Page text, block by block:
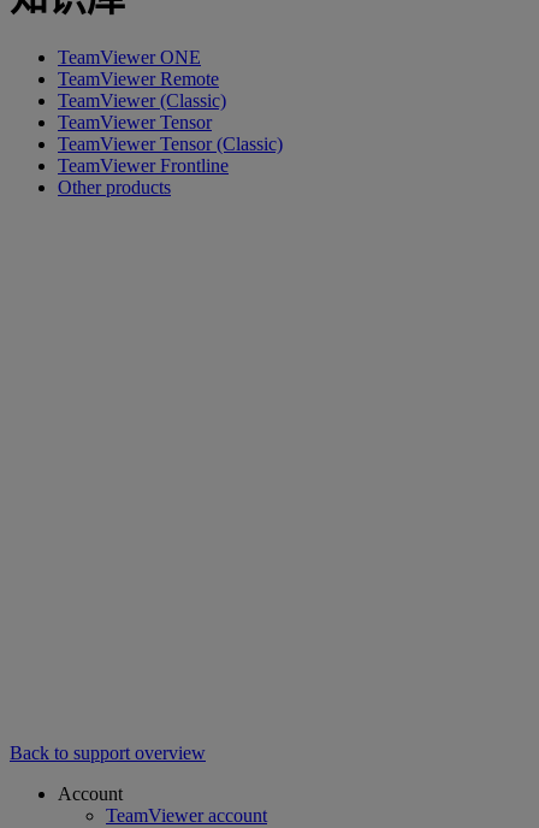
TeamViewer ONE
TeamViewer Remote
TeamViewer (Classic)
TeamViewer Tensor
TeamViewer Tensor (Classic)
TeamViewer Frontline
Other products
Back to support overview
Account
TeamViewer account